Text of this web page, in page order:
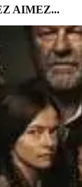
AIMEZ...